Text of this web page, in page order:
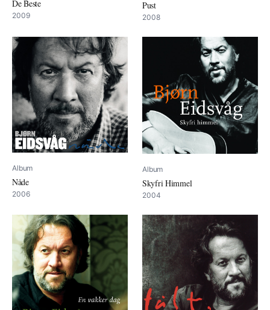
De Beste
2009
Pust
2008
Album
Nåde
2006
Album
Skyfri Himmel
2004